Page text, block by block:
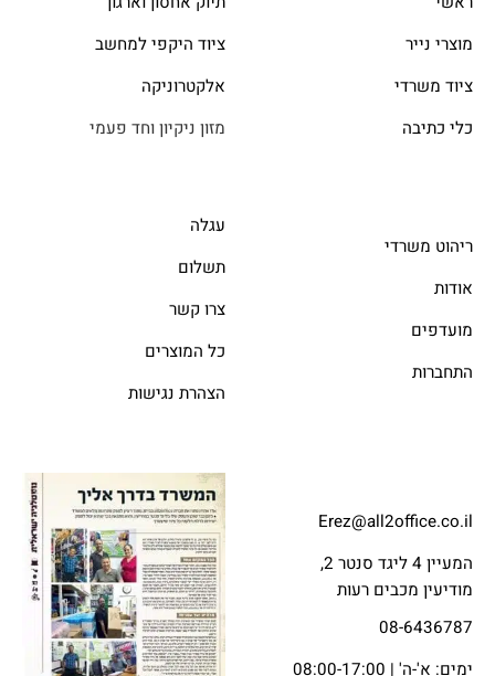
מוצרי נייר
ציוד משרדי
כלי כתיבה
ציוד היקפי למחשב
אלקטרוניקה
מזון ניקיון וחד פעמי
ריהוט משרדי
אודות
מועדפים
התחברות
עגלה
תשלום
צרו קשר
כל המוצרים
הצהרת נגישות
Erez@all2office.co.il
המעיין 4 ליגד סנטר 2,
מודיעין מכבים רעות
08-6436787
ימים: א'-ה' | 08:00-17:00